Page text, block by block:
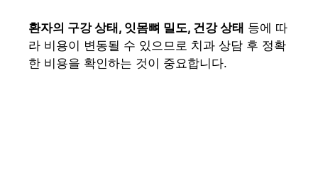
환자의 구강 상태, 잇몸뼈 밀도, 건강 상태 등에 따
라 비용이 변동될 수 있으므로 치과 상담 후 정확
한 비용을 확인하는 것이 중요합니다.